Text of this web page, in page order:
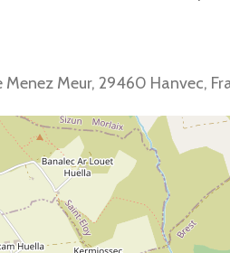
Menez Meur, 29460 Hanvec,